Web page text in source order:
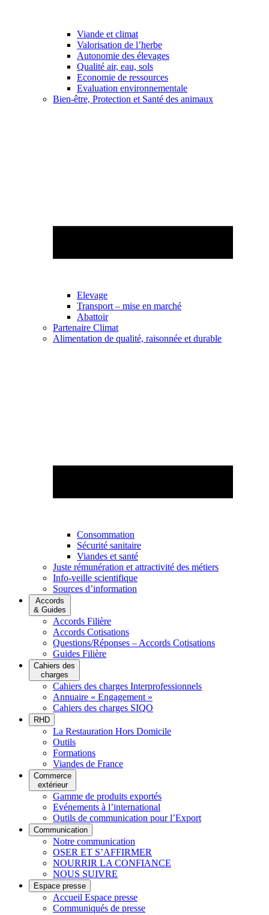
Viande et climat
Valorisation de l’herbe
Autonomie des élevages
Qualité air, eau, sols
Economie de ressources
Evaluation environnementale
Bien-être, Protection et Santé des animaux
Elevage
Transport – mise en marché
Abattoir
Partenaire Climat
Alimentation de qualité, raisonnée et durable
Consommation
Sécurité sanitaire
Viandes et santé
Juste rémunération et attractivité des métiers
Info-veille scientifique
Sources d’information
Accords
& Guides
Accords Filière
Accords Cotisations
Questions/Réponses – Accords Cotisations
Guides Filière
Cahiers des
charges
Cahiers des charges Interprofessionnels
Annuaire « Engagement »
Cahiers des charges SIQO
RHD
La Restauration Hors Domicile
Outils
Formations
Viandes de France
Commerce
extérieur
Gamme de produits exportés
Evénements à l’international
Outils de communication pour l’Export
Communication
Notre communication
OSER ET S’AFFIRMER
NOURRIR LA CONFIANCE
NOUS SUIVRE
Espace presse
Accueil Espace presse
Communiqués de presse